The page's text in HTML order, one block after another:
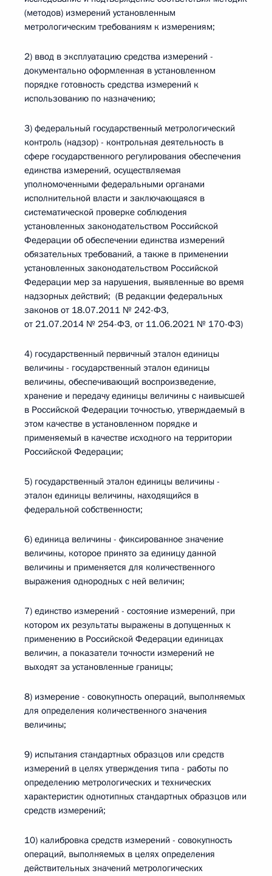
(методов) измерений установленным
метрологическим требованиям к измерениям;
2) ввод в эксплуатацию средства измерений -
документально оформленная в установленном
порядке готовность средства измерений к
использованию по назначению;
3) федеральный государственный метрологический
контроль (надзор) - контрольная деятельность в
сфере государственного регулирования обеспечения
единства измерений, осуществляемая
уполномоченными федеральными органами
исполнительной власти и заключающаяся в
систематической проверке соблюдения
установленных законодательством Российской
Федерации об обеспечении единства измерений
обязательных требований, а также в применении
установленных законодательством Российской
Федерации мер за нарушения, выявленные во время
надзорных действий; (В редакции федеральных
законов от 18.07.2011 № 242-ФЗ,
от 21.07.2014 № 254-ФЗ, от 11.06.2021 № 170-ФЗ)
4) государственный первичный эталон единицы
величины - государственный эталон единицы
величины, обеспечивающий воспроизведение,
хранение и передачу единицы величины с наивысшей
в Российской Федерации точностью, утверждаемый в
этом качестве в установленном порядке и
применяемый в качестве исходного на территории
Российской Федерации;
5) государственный эталон единицы величины -
эталон единицы величины, находящийся в
федеральной собственности;
6) единица величины - фиксированное значение
величины, которое принято за единицу данной
величины и применяется для количественного
выражения однородных с ней величин;
7) единство измерений - состояние измерений, при
котором их результаты выражены в допущенных к
применению в Российской Федерации единицах
величин, а показатели точности измерений не
выходят за установленные границы;
8) измерение - совокупность операций, выполняемых
для определения количественного значения
величины;
9) испытания стандартных образцов или средств
измерений в целях утверждения типа - работы по
определению метрологических и технических
характеристик однотипных стандартных образцов или
средств измерений;
10) калибровка средств измерений - совокупность
операций, выполняемых в целях определения
действительных значений метрологических